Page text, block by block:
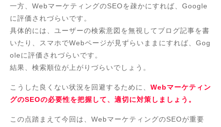
一方、WebマーケティングのSEOを疎かにすれば、Google
に評価されづらいです。
具体的には、ユーザーの検索意図を無視してブログ記事を書
いたり、スマホでWebページが見ずらいままにすれば、Gog
oleに評価されづらいです。
結果、検索順位が上がりづらいでしょう。
こうした良くない状況を回避するために、 Webマーケティン
グのSEOの必要性を把握して、適切に対策しましょう。
この点踏まえて今回は、WebマーケティングのSEOが重要